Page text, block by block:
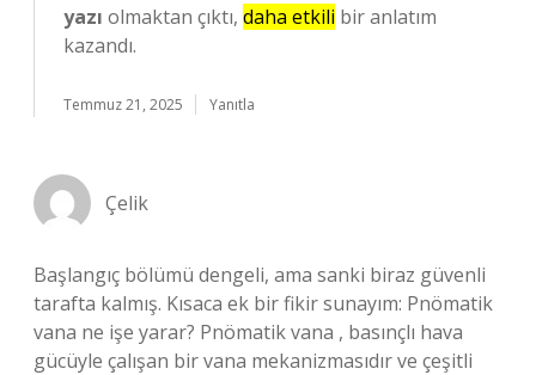
yazı olmaktan çıktı, daha etkili bir anlatım
kazandı.
Temmuz 21, 2025 Yanıtla
Çelik
Başlangıç bölümü dengeli, ama sanki biraz güvenli
tarafta kalmış. Kısaca ek bir fikir sunayım: Pnömatik
vana ne işe yarar? Pnömatik vana , basınçlı hava
gücüyle çalışan bir vana mekanizmasıdır ve çeşitli